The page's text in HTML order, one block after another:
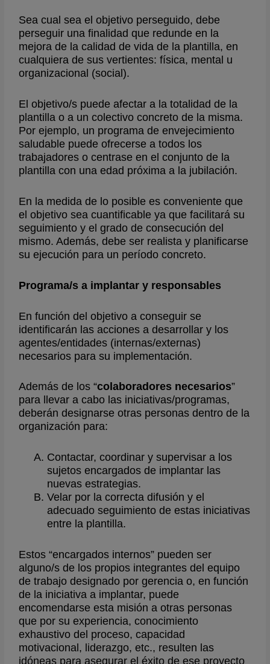
Sea cual sea el objetivo perseguido, debe
perseguir una finalidad que redunde en la
mejora de la calidad de vida de la plantilla, en
cualquiera de sus vertientes: física, mental u
organizacional (social).
El objetivo/s puede afectar a la totalidad de la
plantilla o a un colectivo concreto de la misma.
Por ejemplo, un programa de envejecimiento
saludable puede ofrecerse a todos los
trabajadores o centrase en el conjunto de la
plantilla con una edad próxima a la jubilación.
En la medida de lo posible es conveniente que
el objetivo sea cuantificable ya que facilitará su
seguimiento y el grado de consecución del
mismo. Además, debe ser realista y planificarse
su ejecución para un período concreto.
Programa/s a implantar y responsables
En función del objetivo a conseguir se
identificarán las acciones a desarrollar y los
agentes/entidades (internas/externas)
necesarios para su implementación.
Además de los “colaboradores necesarios”
para llevar a cabo las iniciativas/programas,
deberán designarse otras personas dentro de la
organización para:
Contactar, coordinar y supervisar a los
sujetos encargados de implantar las
nuevas estrategias.
Velar por la correcta difusión y el
adecuado seguimiento de estas iniciativas
entre la plantilla.
Estos “encargados internos” pueden ser
alguno/s de los propios integrantes del equipo
de trabajo designado por gerencia o, en función
de la iniciativa a implantar, puede
encomendarse esta misión a otras personas
que por su experiencia, conocimiento
exhaustivo del proceso, capacidad
motivacional, liderazgo, etc., resulten las
idóneas para asegurar el éxito de ese proyecto